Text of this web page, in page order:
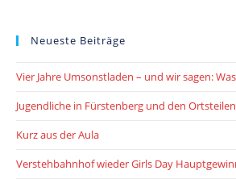
Neueste Beiträge
Vier Jahre Umsonstladen – und wir sagen:
Jugendliche in Fürstenberg und den Ortsteilen
Kurz aus der Aula
Verstehbahnhof wieder Girls Day